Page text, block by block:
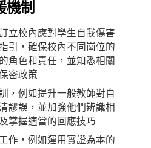
機制
立校內應對學生自我傷害
引，確保校內不同崗位的
角色和責任，並知悉相關
密政策
，例如提升一般教師對自
謬誤，並加強他們辨識相
掌握適當的回應技巧
作，例如運用實證為本的